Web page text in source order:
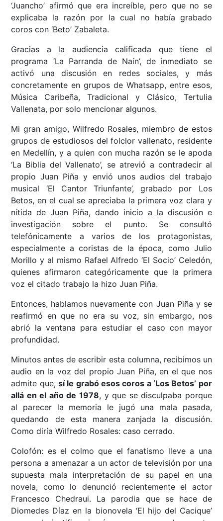
‘Juancho’ afirmó que era increíble, pero que no se
explicaba la razón por la cual no había grabado
coros con ‘Beto’ Zabaleta.
Gracias a la audiencia calificada que tiene el
programa ‘La Parranda de Naín’, de inmediato se
activó una discusión en redes sociales, y más
concretamente en grupos de Whatsapp, entre esos,
Música Caribeña, Tradicional y Clásico, Tertulia
Vallenata, por solo mencionar algunos.
Mi gran amigo, Wilfredo Rosales, miembro de estos
grupos de estudiosos del folclor vallenato, residente
en Medellín, y a quien con mucha razón se le apoda
‘La Biblia del Vallenato’, se atrevió a contradecir al
propio Juan Piña y envió unos audios del trabajo
musical ‘El Cantor Triunfante’, grabado por Los
Betos, en el cual se apreciaba la primera voz clara y
nítida de Juan Piña, dando inicio a la discusión e
investigación sobre el punto. Se consultó
telefónicamente a varios de los protagonistas,
especialmente a coristas de la época, como Julio
Morillo y al mismo Rafael Alfredo ‘El Socio’ Celedón,
quienes afirmaron categóricamente que la primera
voz el citado trabajo la hizo Juan Piña.
Entonces, hablamos nuevamente con Juan Piña y se
reafirmó en que no era su voz, sin embargo, nos
abrió la ventana para estudiar el caso con mayor
profundidad.
Minutos antes de escribir esta columna, recibimos un
audio en la voz del propio Juan Piña, en el que nos
admite que,sí le grabó esos coros a ‘Los Betos’ por
allá en el año de 1978, y que se disculpaba porque
al parecer la memoria le jugó una mala pasada,
quedando de esta manera zanjada la discusión.
Como diría Wilfredo Rosales: caso cerrado.
Colofón: es el colmo que el fanatismo lleve a una
persona a amenazar a un actor de televisión por una
supuesta mala interpretación de su papel en una
novela, como lo denunció recientemente el actor
Francesco Chedraui. La parodia que se hace de
Diomedes Díaz en la bionovela ‘El hijo del Cacique’